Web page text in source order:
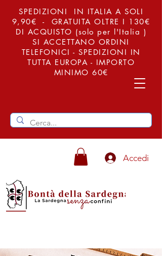
SPEDIZIONI IN ITALIA A SOLI
9,90€ - GRATUITA OLTRE I 130€
DI ACQUISTO (solo per l'Italia )
SI ACCETTANO ORDINI
TELEFONICI - SPEDIZIONI IN
TUTTA EUROPA - IMPORTO
MINIMO 60€
Accedi